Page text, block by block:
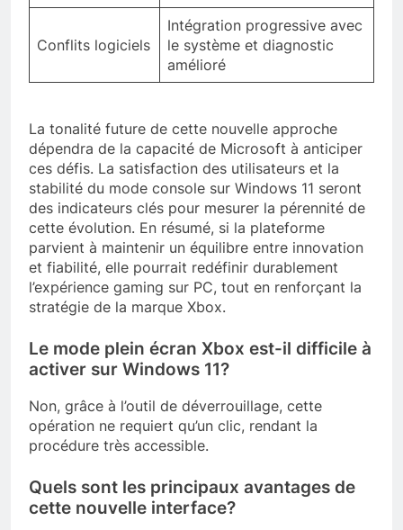
Conflits logiciels
Intégration progressive avec
le système et diagnostic
amélioré
La tonalité future de cette nouvelle approche
dépendra de la capacité de Microsoft à anticiper
ces défis. La satisfaction des utilisateurs et la
stabilité du mode console sur Windows 11 seront
des indicateurs clés pour mesurer la pérennité de
cette évolution. En résumé, si la plateforme
parvient à maintenir un équilibre entre innovation
et fiabilité, elle pourrait redéfinir durablement
l’expérience gaming sur PC, tout en renforçant la
stratégie de la marque Xbox.
Le mode plein écran Xbox est-il difficile à
activer sur Windows 11?
Non, grâce à l’outil de déverrouillage, cette
opération ne requiert qu’un clic, rendant la
procédure très accessible.
Quels sont les principaux avantages de
cette nouvelle interface?